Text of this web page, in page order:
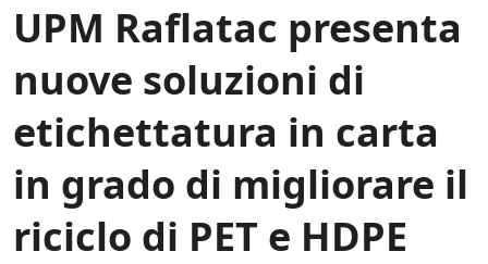
UPM Raflatac presenta
nuove soluzioni di
etichettatura in carta
in grado di migliorare il
riciclo di PET e HDPE